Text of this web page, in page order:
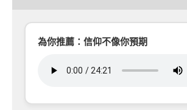
為你推薦：信仰不像你預期